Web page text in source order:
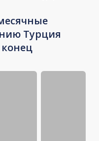
Турция
конец